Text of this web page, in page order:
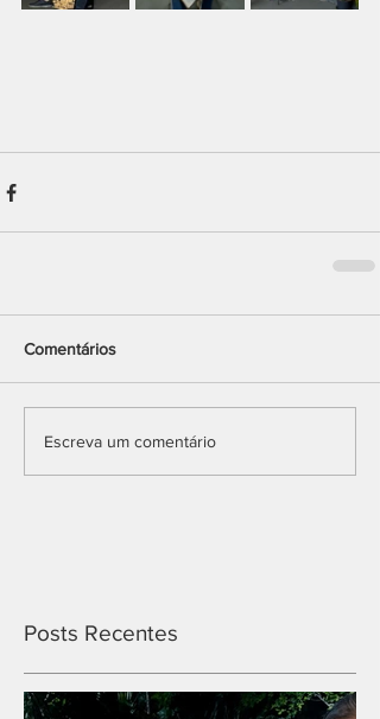
Comentários
Escreva um comentário
Posts Recentes